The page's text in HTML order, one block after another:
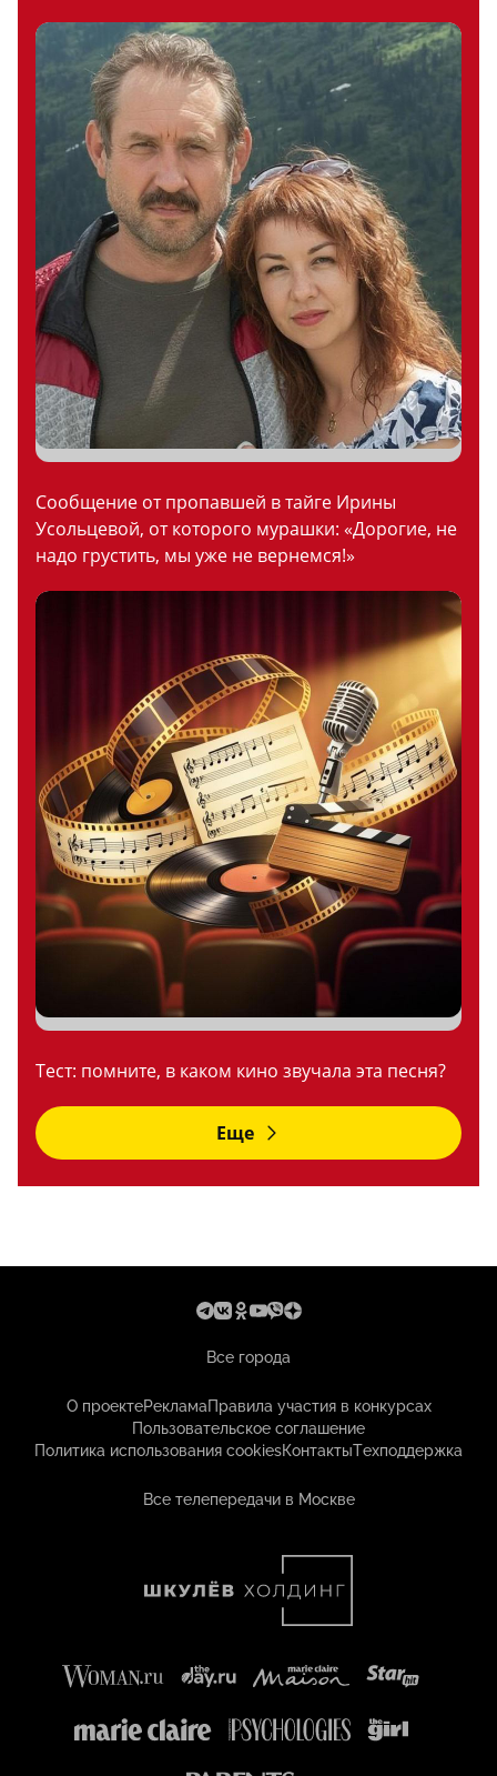
Сообщение от пропавшей в тайге Ирины
Усольцевой, от которого мурашки: «Дорогие, не
надо грустить, мы уже не вернемся!»
Тест: помните, в каком кино звучала эта песня?
Еще
Все города
О проектеРекламаПравила участия в конкурсах
Пользовательское соглашение
Политика использования cookiesКонтактыТехподдержка
Все телепередачи в Москве